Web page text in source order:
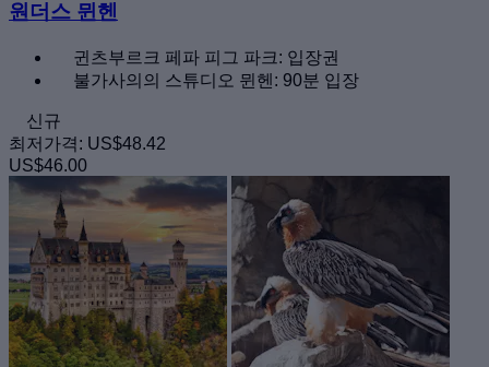
원더스 뮌헨
귄츠부르크 페파 피그 파크: 입장권
불가사의의 스튜디오 뮌헨: 90분 입장
신규
최저가격: US$48.42
US$46.00